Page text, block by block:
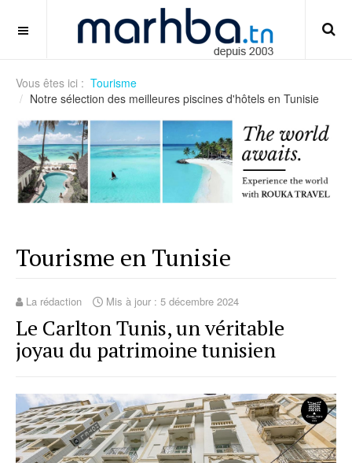
panduan-crash-game-dan-risiko-cashout
OFF CANVAS
Vous êtes ici : Tourisme
Notre sélection des meilleures piscines d'hôtels en Tunisie
Tourisme en Tunisie
La rédaction Mis à jour : 5 décembre 2024
Le Carlton Tunis, un véritable
joyau du patrimoine tunisien